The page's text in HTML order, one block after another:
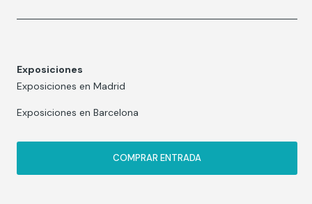
Exposiciones
Exposiciones en Madrid
Exposiciones en Barcelona
COMPRAR ENTRADA